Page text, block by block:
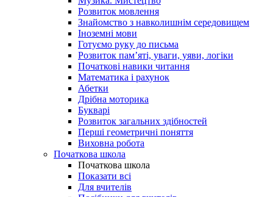
Розвиток мовлення
Знайомство з навколишнім середовищем
Іноземні мови
Готуємо руку до письма
Розвиток пам’яті, уваги, уяви, логіки
Початкові навики читання
Математика і рахунок
Абетки
Дрібна моторика
Букварі
Розвиток загальних здібностей
Перші геометричні поняття
Виховна робота
Початкова школа
Початкова школа
Показати всі
Для вчителів